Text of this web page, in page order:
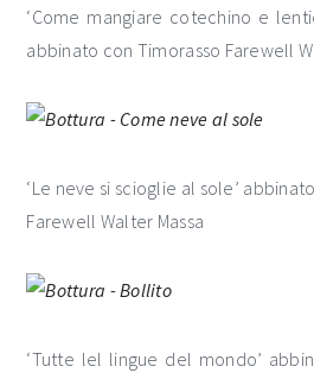
‘Come mangiare cotechino e
abbinato con Timorasso Farewell
‘Le neve si scioglie al sole’
Farewell Walter Massa
‘Tutte lel lingue del mondo’